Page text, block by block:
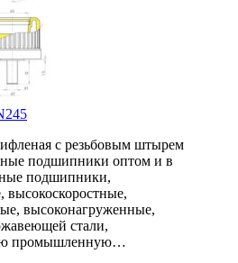
с резьбовым штырем
подшипники оптом и в
подшипники,
высокоскоростные,
высоконагруженные,
стали,
промышленную…